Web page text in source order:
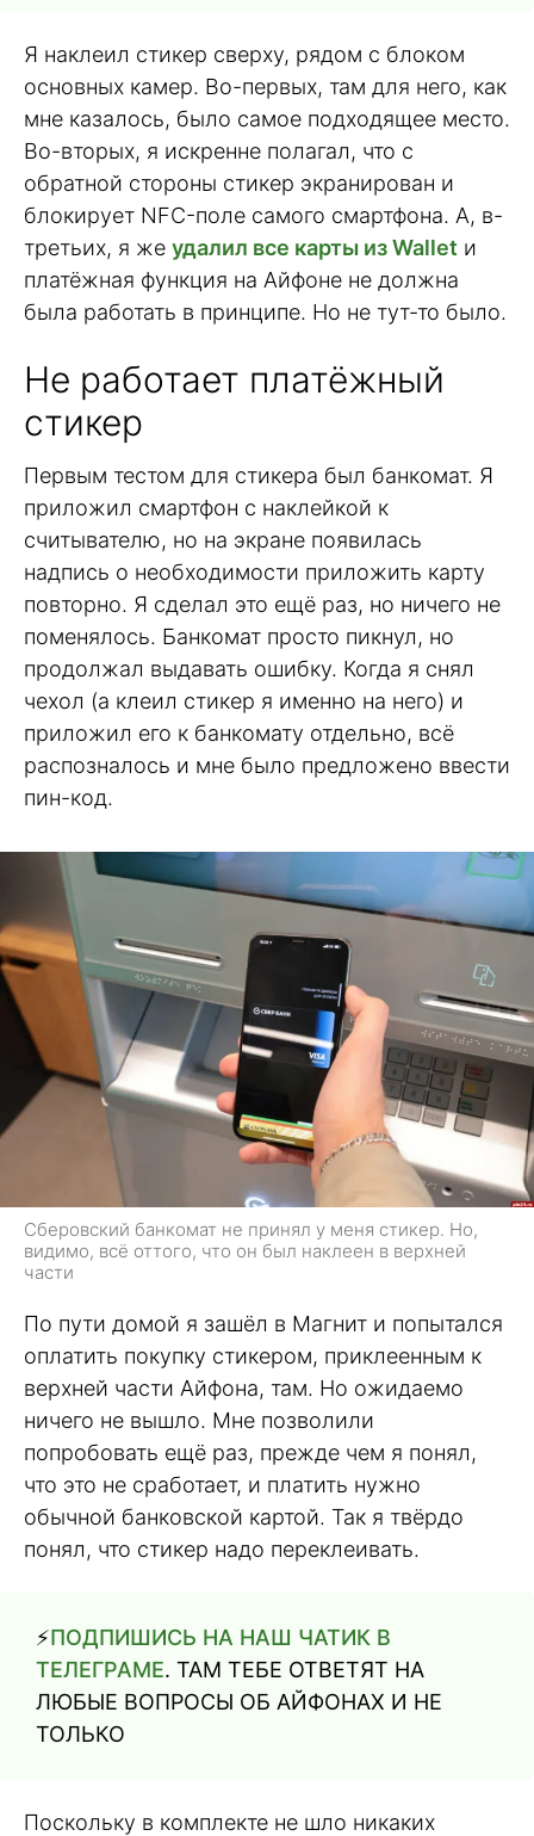
Я наклеил стикер сверху, рядом с блоком
основных камер. Во-первых, там для него, как
мне казалось, было самое подходящее место.
Во-вторых, я искренне полагал, что с
обратной стороны стикер экранирован и
блокирует NFC-поле самого смартфона. А, в-
третьих, я же удалил все карты из Wallet и
платёжная функция на Айфоне не должна
была работать в принципе. Но не тут-то было.
Не работает платёжный
стикер
Первым тестом для стикера был банкомат. Я
приложил смартфон с наклейкой к
считывателю, но на экране появилась
надпись о необходимости приложить карту
повторно. Я сделал это ещё раз, но ничего не
поменялось. Банкомат просто пикнул, но
продолжал выдавать ошибку. Когда я снял
чехол (а клеил стикер я именно на него) и
приложил его к банкомату отдельно, всё
распозналось и мне было предложено ввести
пин-код.
Сберовский банкомат не принял у меня стикер. Но,
видимо, всё оттого, что он был наклеен в верхней
части
По пути домой я зашёл в Магнит и попытался
оплатить покупку стикером, приклеенным к
верхней части Айфона, там. Но ожидаемо
ничего не вышло. Мне позволили
попробовать ещё раз, прежде чем я понял,
что это не сработает, и платить нужно
обычной банковской картой. Так я твёрдо
понял, что стикер надо переклеивать.
⚡️ПОДПИШИСЬ НА НАШ ЧАТИК В
ТЕЛЕГРАМЕ. ТАМ ТЕБЕ ОТВЕТЯТ НА
ЛЮБЫЕ ВОПРОСЫ ОБ АЙФОНАХ И НЕ
ТОЛЬКО
Поскольку в комплекте не шло никаких